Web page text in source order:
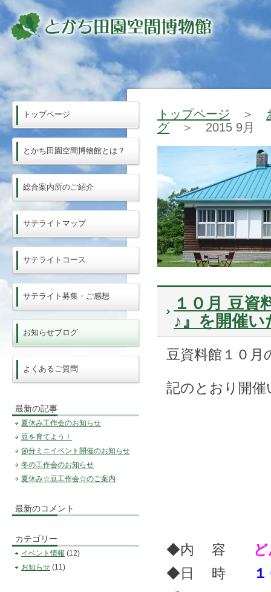
トップページ ＞
グ＞ 2015 9月
１０月 豆資
♪』を開催
豆資料館１０月
記のとおり開
◆内 容
ど
◆日 時
トップページ
とかち田園空間博物館とは？
総合案内所のご紹介
サテライトマップ
サテライトコース
サテライト募集・ご感想
お知らせブログ
よくあるご質問
最新の記事
夏休み工作会のお知らせ
豆を育てよう！
節分ミニイベント開催のお知らせ
冬の工作会のお知らせ
夏休み☆豆工作会☆のご案内
最新のコメント
カテゴリー
イベント情報 (12)
お知らせ (11)